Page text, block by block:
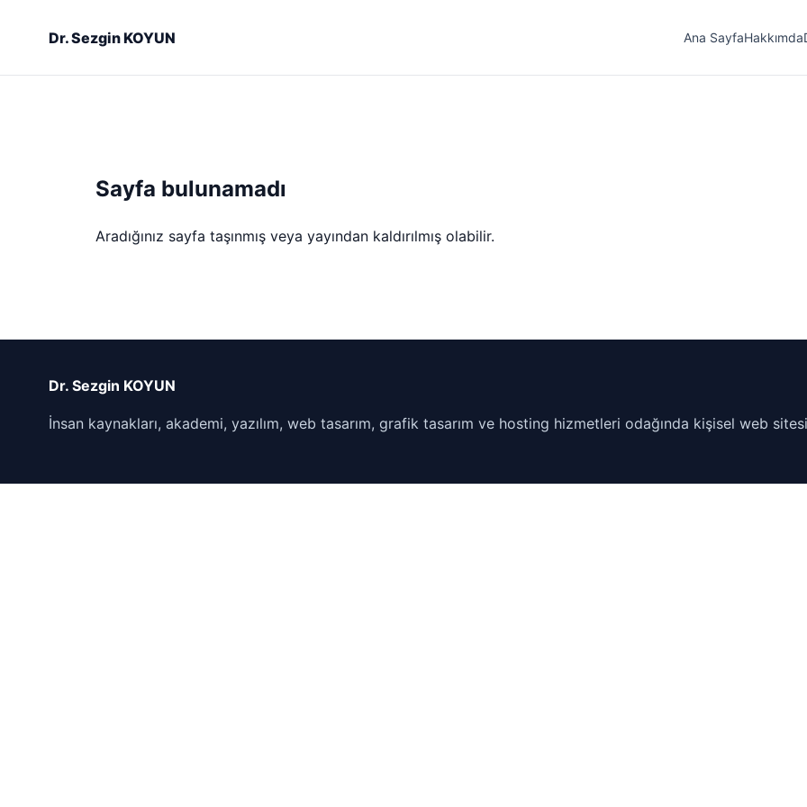
Dr. Sezgin KOYUN Ana SayfaHakkımda
Sayfa bulunamadı
Aradığınız sayfa taşınmış veya yayından kaldırılmış olabilir.
Dr. Sezgin KOYUN
İnsan kaynakları, akademi, yazılım, web tasarım, grafik tasarım ve hosting hizmetleri odağında kişisel web